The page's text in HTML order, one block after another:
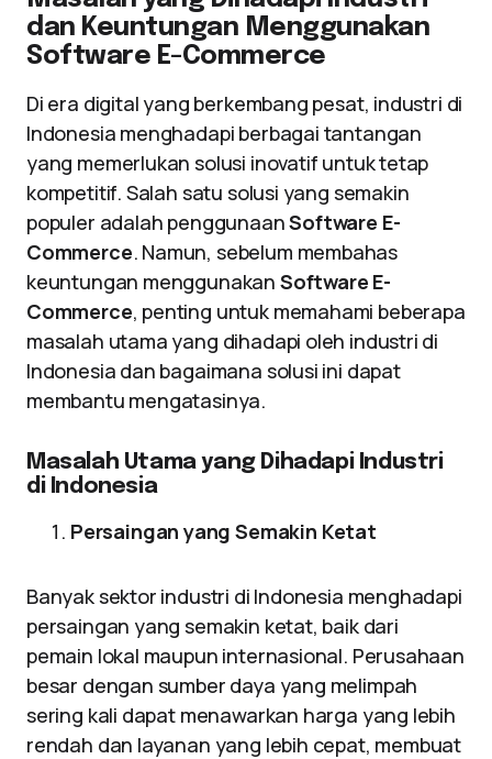
dan Keuntungan Menggunakan
Software E-Commerce
Di era digital yang berkembang pesat, industri di
Indonesia menghadapi berbagai tantangan
yang memerlukan solusi inovatif untuk tetap
kompetitif. Salah satu solusi yang semakin
populer adalah penggunaanSoftware E-
Commerce. Namun, sebelum membahas
keuntungan menggunakan Software E-
Commerce, penting untuk memahami beberapa
masalah utama yang dihadapi oleh industri di
Indonesia dan bagaimana solusi ini dapat
membantu mengatasinya.
Masalah Utama yang Dihadapi Industri
di Indonesia
Persaingan yang Semakin Ketat
Banyak sektor industri di Indonesia menghadapi
persaingan yang semakin ketat, baik dari
pemain lokal maupun internasional. Perusahaan
besar dengan sumber daya yang melimpah
sering kali dapat menawarkan harga yang lebih
rendah dan layanan yang lebih cepat, membuat